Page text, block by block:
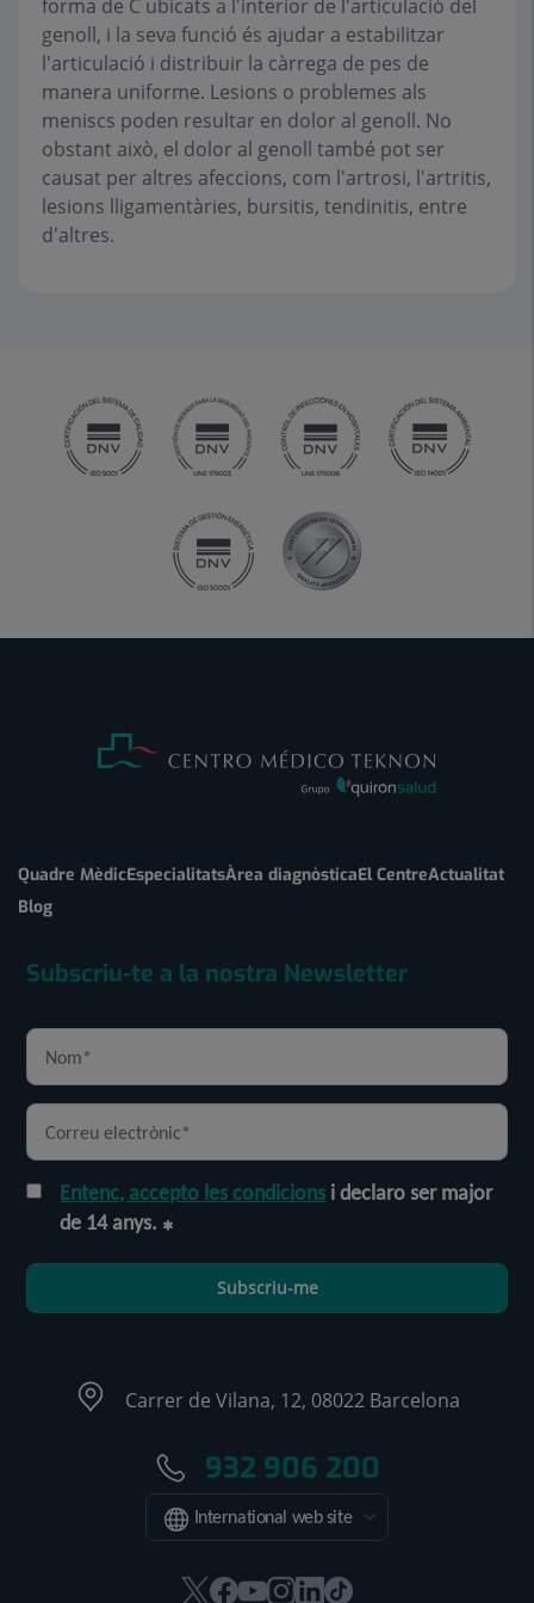
forma de C ubicats a l'interior de l'articulació del
genoll, i la seva funció és ajudar a estabilitzar
l'articulació i distribuir la càrrega de pes de
manera uniforme. Lesions o problemes als
meniscs poden resultar en dolor al genoll. No
obstant això, el dolor al genoll també pot ser
causat per altres afeccions, com l'artrosi, l'artritis,
lesions lligamentàries, bursitis, tendinitis, entre
d'altres.
Quadre MèdicEspecialitatsÀrea diagnòsticaEl CentreActualitat
Blog
Subscriu-te a la nostra Newsletter
Entenc, accepto les condicions i declaro ser major
de 14 anys.
Subscriu-me
Carrer de Vilana, 12, 08022 Barcelona
932 906 200
International web site
AquestAquestAquestAquest
AquestEnllaç